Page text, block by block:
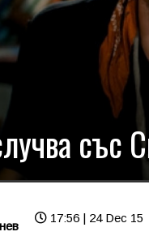
със
17:56 | 24 Dec 15